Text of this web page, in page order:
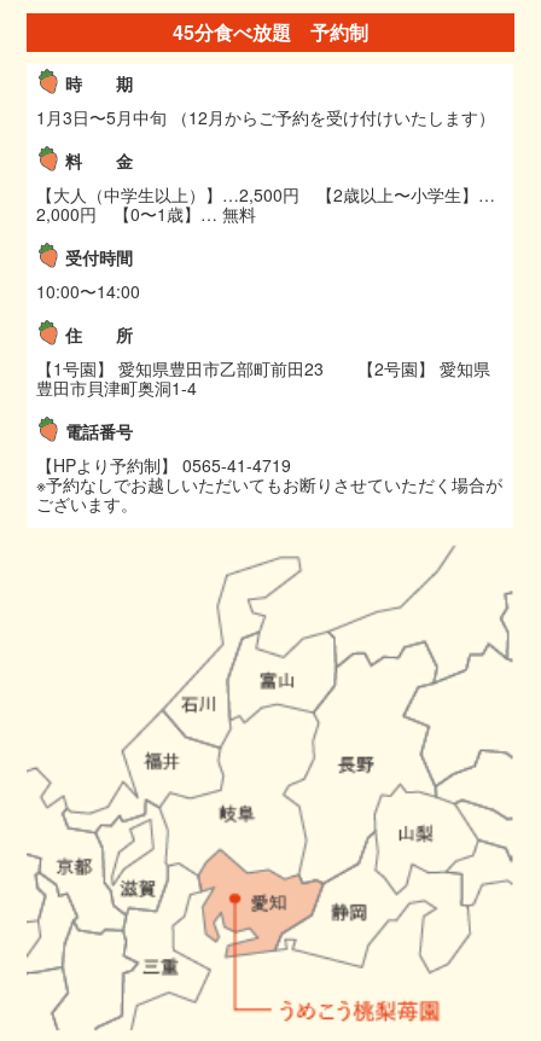
45分食べ放題 予約制
時 期
1月3日〜5月中旬 （12月からご予約を受け付けいたします）
料 金
【大人（中学生以上）】…2,500円 【2歳以上〜小学生】…
2,000円 【0〜1歳】… 無料
受付時間
10:00〜14:00
住 所
【1号園】 愛知県豊田市乙部町前田23 【2号園】 愛知県
豊田市貝津町奥洞1-4
電話番号
【HPより予約制】 0565-41-4719
※予約なしでお越しいただいてもお断りさせていただく場合が
ございます。